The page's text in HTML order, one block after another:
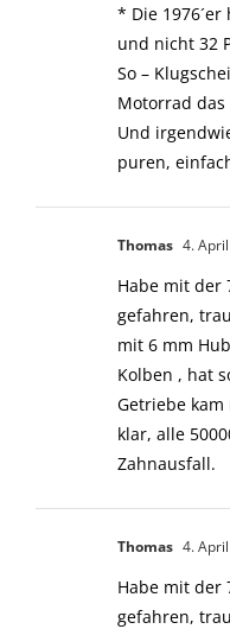
* Die
und nicht 32
So –
Motorrad
Und
puren,
Thomas 4.
Habe mit der
gefahren,
mit 6 mm
Kolben , hat
Getriebe
klar, alle
Zahnausfall.
Thomas 4.
Habe mit der
gefahren,